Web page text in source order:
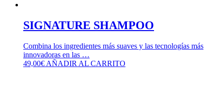
SIGNATURE SHAMPOO
Combina los ingredientes más suaves y las tecnologías más
innovadoras en las …
49,00€ AÑADIR AL CARRITO